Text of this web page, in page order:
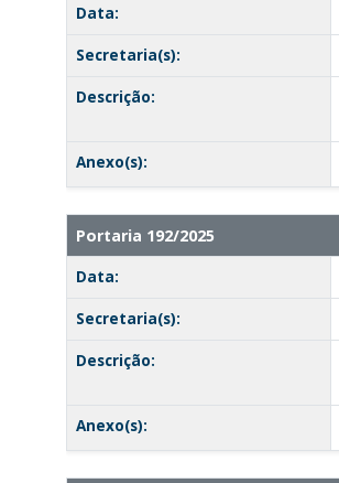
Data:
Secretaria(s):
Descrição:
Anexo(s):
Portaria 192/2025
Data:
Secretaria(s):
Descrição:
Anexo(s):